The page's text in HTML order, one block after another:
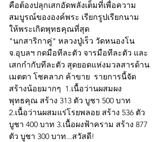
คือต้องปลุกเสกอัดพลังเต็มที่เพื่อความ
สมบูรณ์ขององค์พระ เรียกรูปเรียกนาม
ให้พระเกิดพุทธคุณที่สุด
"นกสาริกาคู่" หลวงปู่เร็ว วัดหนองโน
จ.อุบลฯ กดมือทีละตัว จารมือทีละตัว และ
เสกกำกับทีละตัว สุดยอดแห่งมวลสารด้าน
เมตตา โชคลาภ ค้าขาย  รายการนี้จัด
สร้างน้อยมากๆ  1.เนื้อว่านผสมผง
พุทธคุณ สร้าง 313 ตัว บูชา 500 บาท
2.เนื้อว่านผสมแร่โรยพลอย สร้าง 536 ตัว
บูชา 400 บาท 3.เนื้อผงฟ้าคราม สร้าง 877
ตัว บูชา 300 บาท...สวัสดี!